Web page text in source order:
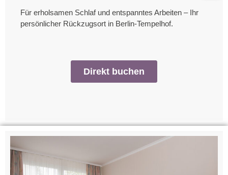
Für erholsamen Schlaf und entspanntes Arbeiten – Ihr
persönlicher Rückzugsort in Berlin-Tempelhof.
Direkt buchen